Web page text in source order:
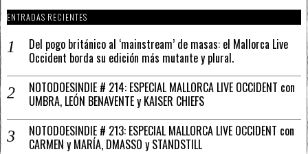
ENTRADAS RECIENTES
Del pogo británico al ‘mainstream’ de masas: el Mallorca Live
Occident borda su edición más mutante y plural.
NOTODOESINDIE # 214: ESPECIAL MALLORCA LIVE OCCIDENT con
UMBRA, LEÓN BENAVENTE y KAISER CHIEFS
NOTODOESINDIE # 213: ESPECIAL MALLORCA LIVE OCCIDENT con
CARMEN y MARÍA, DMASSO y STANDSTILL